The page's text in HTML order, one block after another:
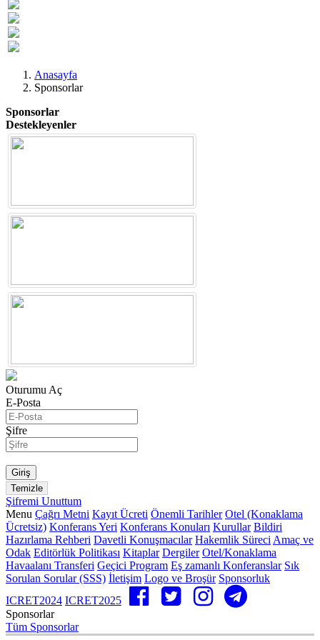
Anasayfa
Sponsorlar
Sponsorlar
Destekleyenler
Oturumu Aç
E-Posta
Şifre
Şifremi Unuttum
Menu Çağrı Metni Kayıt Ücreti Önemli Tarihler Otel (Konaklama
Ücretsiz) Konferans Yeri Konferans Konuları Kurullar Bildiri
Hazırlama Rehberi Davetli Konuşmacılar Hakemlik Süreci Amaç ve
Odak Editörlük Politikası Kitaplar Dergiler Otel/Konaklama
Havaalanı Transferi Geçici Program Eş zamanlı Konferanslar Sık
Sorulan Sorular (SSS) İletişim Logo ve Broşür Sponsorluk
ICRET2024 ICRET2025
Sponsorlar
Tüm Sponsorlar